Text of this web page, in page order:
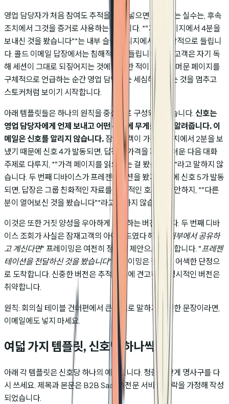
영업 담당자가 처음 참여도 추적을 손에 넣으면 흔히 하는 실수는, 후속
조치에서 그것을 증거로 사용하는 것입니다. *"가격 페이지에서 4분을
보내신 것을 봤습니다"*는 내부 슬랙 메시지에서는 인상적으로 들립니
다. 콜드 이메일 답장에서는 침해적으로 들립니다. 잠재고객은 자기 독
해 세션이 그대로 되짚어지는 것에 동의한 적이 없으며, 머문 페이지를
구체적으로 언급하는 순간 영업 담당자는 세심해 보이는 것을 멈추고
스토커처럼 보이기 시작합니다.
아래 템플릿들은 하나의 원칙을 중심으로 구성되어 있습니다. 신호는
영업 담당자에게 언제 보내고 어떤 주제에 무게를 둘지 알려줍니다. 이
메일은 신호를 알리지 않습니다. 잠재고객이 가격 페이지에서 2분을 보
냈기 때문에 신호 4가 발동되면, 답장은 가격을 자연스러운 다음 대화
주제로 다루지, *"가격 페이지를 읽으시는 걸 봤습니다"*라고 말하지 않
습니다. 두 번째 디바이스가 프레젠테이션을 봤기 때문에 신호 5가 발동
되면, 답장은 그룹 친화적인 자료를 선제적인 호의로 제안하지, *"다른
분이 열어보신 것을 봤습니다"*라고 말하지 않습니다.
이것은 또한 거짓 양성을 우아하게 처리하는 버전입니다. 두 번째 디바
이스 조회가 사실은 잠재고객의 아이패드였다 해도,
"내부에서 공유하
고 계신다면" 프레이밍은 여전히 정중한 제안으로 도착합니다. "프레젠
테이션을 전달하신 것을 봤습니다"프레이밍은 잘못된, 어색한 단정으
로 도착합니다. 신중한 버전은 추적 오류에 견고하고, 명시적인 버전은
취약합니다.
원칙: 회의실 테이블 건너편에서 큰 소리로 말하기 불편한 문장이라면,
이메일에도 넣지 마세요.
여덟 가지 템플릿, 신호당 하나씩
아래 각 템플릿은 신호당 하나의 예시입니다. 청중에 맞게 명사구를 다
시 쓰세요. 제목과 본문은 B2B SaaS / 전문 서비스 맥락을 가정해 작성
되었습니다.